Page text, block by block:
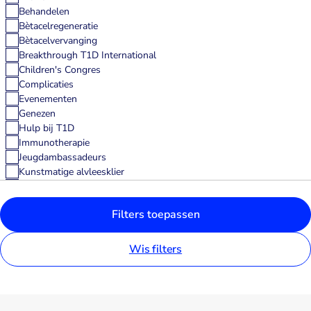
Behandelen
Bètacelregeneratie
Bètacelvervanging
Breakthrough T1D International
Children's Congres
Complicaties
Evenementen
Genezen
Hulp bij T1D
Immunotherapie
Jeugdambassadeurs
Kunstmatige alvleesklier
Nieuws
Nieuwsbrief
Filters toepassen
Wis filters